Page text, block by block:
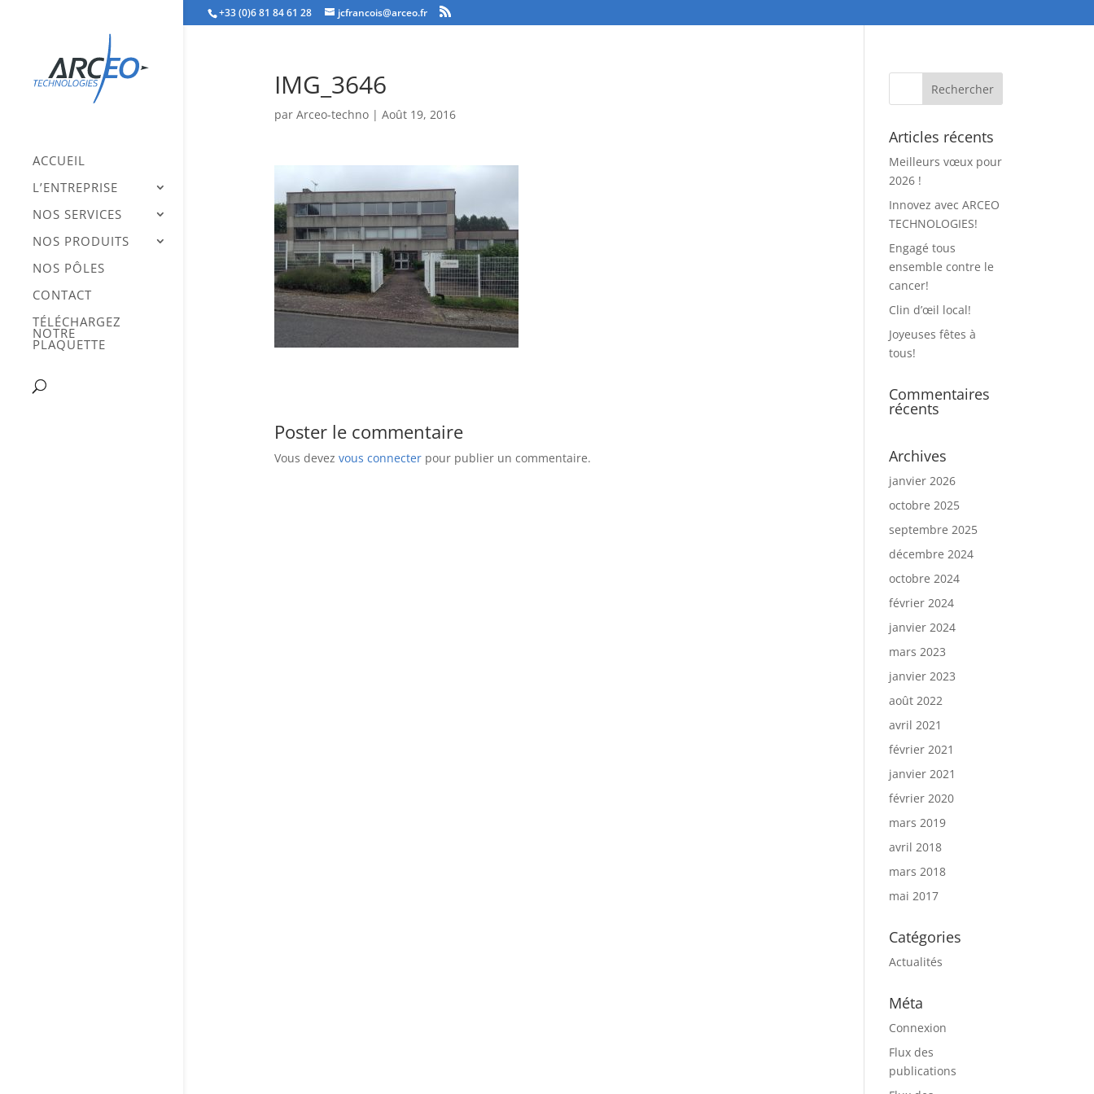
+33 (0)6 81 84 61 28 jcfrancois@arceo.fr
ACCUEIL
L’ENTREPRISE
NOS SERVICES
NOS PRODUITS
NOS PÔLES
CONTACT
TÉLÉCHARGEZ
NOTRE
PLAQUETTE
IMG_3646
par Arceo-techno| Août 19, 2016
Poster le commentaire
Vous devez vous connecterpour publier un commentaire.
Articles récents
Meilleurs vœux pour
2026 !
Innovez avec ARCEO
TECHNOLOGIES!
Engagé tous
ensemble contre le
cancer!
Clin d’œil local!
Joyeuses fêtes à
tous!
Commentaires
récents
Archives
janvier 2026
octobre 2025
septembre 2025
décembre 2024
octobre 2024
février 2024
janvier 2024
mars 2023
janvier 2023
août 2022
avril 2021
février 2021
janvier 2021
février 2020
mars 2019
avril 2018
mars 2018
mai 2017
Catégories
Actualités
Méta
Connexion
Flux des
publications